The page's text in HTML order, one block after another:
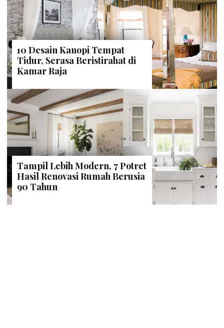
10 Desain Kanopi Tempat
Tidur, Serasa Beristirahat di
Kamar Raja
Tampil Lebih Modern, 7 Potret
Hasil Renovasi Rumah Berusia
90 Tahun